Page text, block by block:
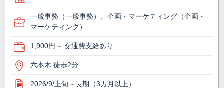
一般事務（一般事務）、企画・マーケティング（企画・
マーケティング）
1,900円～ 交通費支給あり
六本木 徒歩2分
2026/9/上旬～長期（3カ月以上）